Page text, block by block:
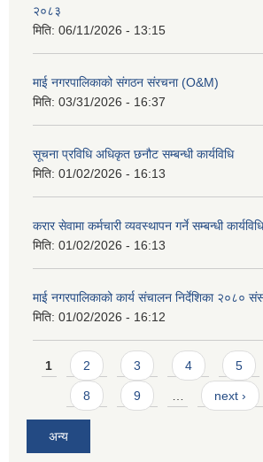
२०८३
मिति: 06/11/2026 - 13:15
माई नगरपालिकाको संगठन संरचना (O&M)
मिति: 03/31/2026 - 16:37
सूचना प्रविधि अधिकृत छनौट सम्बन्धी कार्यविधि
मिति: 01/02/2026 - 16:13
करार सेवामा कर्मचारी व्यवस्थापन गर्ने सम्बन्धी
मिति: 01/02/2026 - 16:13
माई नगरपालिकाको कार्य संचालन निर्देशिका २०८०
मिति: 01/02/2026 - 16:12
Pages
1 2 3 4 5
8 9 next ›
अन्य